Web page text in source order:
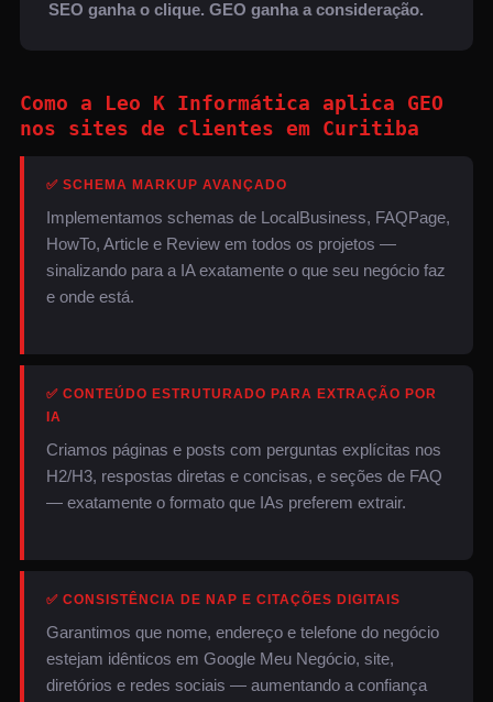
SEO ganha o clique. GEO ganha a consideração.
Como a Leo K Informática aplica GEO
nos sites de clientes em Curitiba
✅ SCHEMA MARKUP AVANÇADO
Implementamos schemas de LocalBusiness, FAQPage,
HowTo, Article e Review em todos os projetos —
sinalizando para a IA exatamente o que seu negócio faz
e onde está.
✅ CONTEÚDO ESTRUTURADO PARA EXTRAÇÃO POR
IA
Criamos páginas e posts com perguntas explícitas nos
H2/H3, respostas diretas e concisas, e seções de FAQ
— exatamente o formato que IAs preferem extrair.
✅ CONSISTÊNCIA DE NAP E CITAÇÕES DIGITAIS
Garantimos que nome, endereço e telefone do negócio
estejam idênticos em Google Meu Negócio, site,
diretórios e redes sociais — aumentando a confiança